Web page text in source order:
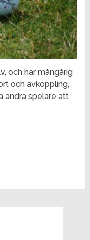
och har mångårig
och avkoppling,
andra spelare att